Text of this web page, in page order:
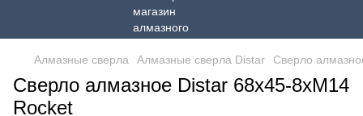
Алмазные сверла Алмазные сверла Distar Сверло
Сверло алмазное Distar 68x45-8xM14
Rocket